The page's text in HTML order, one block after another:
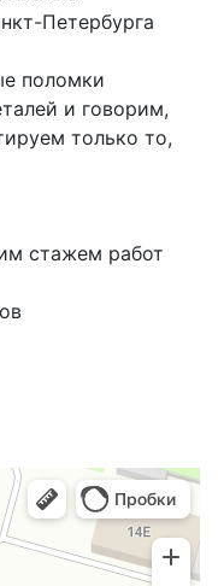
Петербурга
поломки
и говорим,
только то,
стажем работ